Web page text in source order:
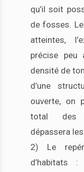
qu’il soit
de fosses.
atteintes,
précise peu
densité de
d’une
ouverte, on
total des
dépassera
2) Le
d’habitats :